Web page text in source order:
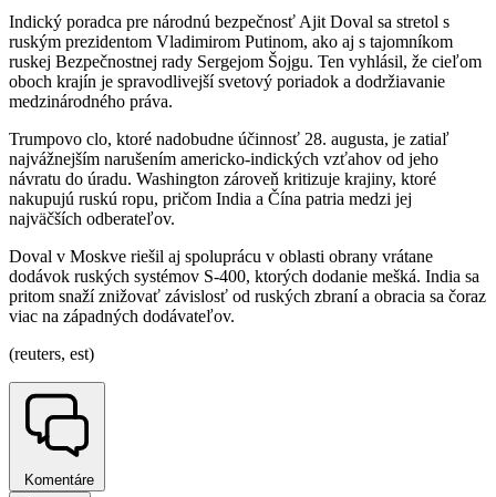
Indický poradca pre národnú bezpečnosť Ajit Doval sa stretol s
ruským prezidentom Vladimirom Putinom, ako aj s tajomníkom
ruskej Bezpečnostnej rady Sergejom Šojgu. Ten vyhlásil, že cieľom
oboch krajín je spravodlivejší svetový poriadok a dodržiavanie
medzinárodného práva.
Trumpovo clo, ktoré nadobudne účinnosť 28. augusta, je zatiaľ
najvážnejším narušením americko-indických vzťahov od jeho
návratu do úradu. Washington zároveň kritizuje krajiny, ktoré
nakupujú ruskú ropu, pričom India a Čína patria medzi jej
najväčších odberateľov.
Doval v Moskve riešil aj spoluprácu v oblasti obrany vrátane
dodávok ruských systémov S-400, ktorých dodanie mešká. India sa
pritom snaží znižovať závislosť od ruských zbraní a obracia sa čoraz
viac na západných dodávateľov.
(reuters, est)
Komentáre